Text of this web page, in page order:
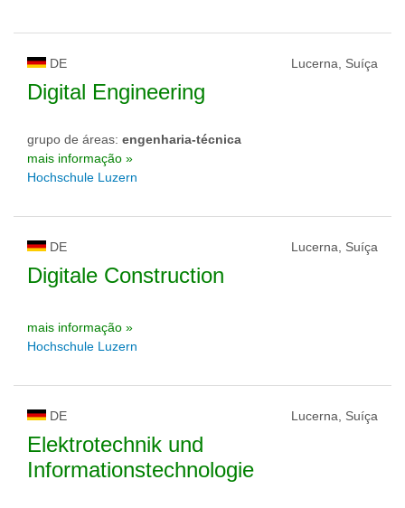
DE Lucerna, Suíça
Digital Engineering
grupo de áreas: engenharia-técnica
mais informação »
Hochschule Luzern
DE Lucerna, Suíça
Digitale Construction
mais informação »
Hochschule Luzern
DE Lucerna, Suíça
Elektrotechnik und
Informationstechnologie